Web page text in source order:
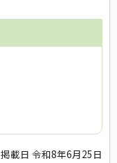
掲載日 令和8年6月25日